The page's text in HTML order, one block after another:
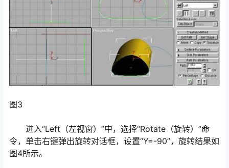
图3
进入“Left（左视窗）”中，选择“Rotate（旋转）”命
令，单击右键弹出旋转对话框，设置“Y=-90”，旋转结果如
图4所示。